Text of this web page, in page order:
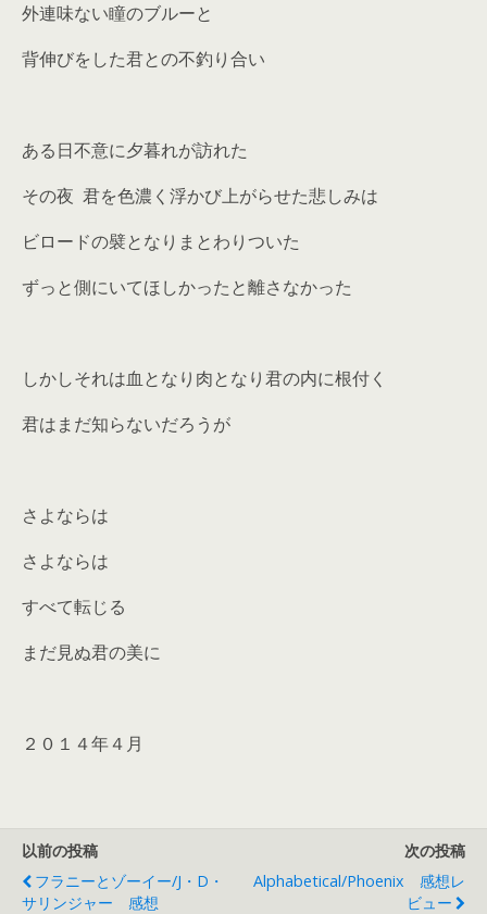
外連味ない瞳のブルーと
背伸びをした君との不釣り合い
ある日不意に夕暮れが訪れた
その夜 君を色濃く浮かび上がらせた悲しみは
ビロードの襞となりまとわりついた
ずっと側にいてほしかったと離さなかった
しかしそれは血となり肉となり君の内に根付く
君はまだ知らないだろうが
さよならは
さよならは
すべて転じる
まだ見ぬ君の美に
２０１４年４月
以前の投稿
フラニーとゾーイー/J・D・
サリンジャー 感想
次の投稿
Alphabetical/Phoenix 感想レ
ビュー